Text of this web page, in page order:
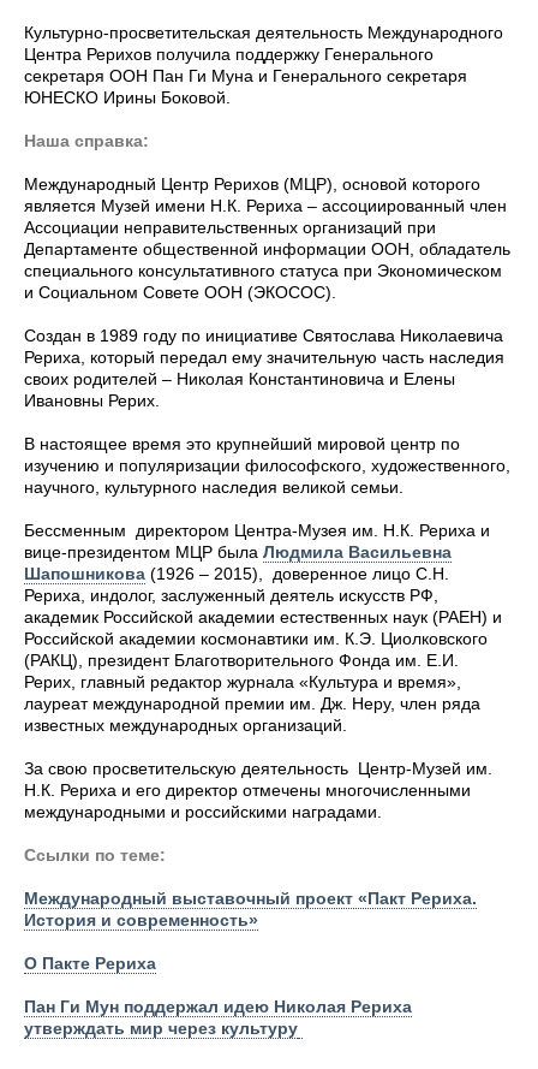
Культурно-просветительская деятельность Международного
Центра Рерихов получила поддержку Генерального
секретаря ООН Пан Ги Муна и Генерального секретаря
ЮНЕСКО Ирины Боковой.
Наша справка:
Международный Центр Рерихов (МЦР), основой которого
является Музей имени Н.К. Рериха – ассоциированный член
Ассоциации неправительственных организаций при
Департаменте общественной информации ООН, обладатель
специального консультативного статуса при Экономическом
и Социальном Совете ООН (ЭКОСОС).
Создан в 1989 году по инициативе Святослава Николаевича
Рериха, который передал ему значительную часть наследия
своих родителей – Николая Константиновича и Елены
Ивановны Рерих.
В настоящее время это крупнейший мировой центр по
изучению и популяризации философского, художественного,
научного, культурного наследия великой семьи.
Бессменным директором Центра-Музея им. Н.К. Рериха и
вице-президентом МЦР была Людмила Васильевна
Шапошникова (1926 – 2015), доверенное лицо С.Н.
Рериха, индолог, заслуженный деятель искусств РФ,
академик Российской академии естественных наук (РАЕН) и
Российской академии космонавтики им. К.Э. Циолковского
(РАКЦ), президент Благотворительного Фонда им. Е.И.
Рерих, главный редактор журнала «Культура и время»,
лауреат международной премии им. Дж. Неру, член ряда
известных международных организаций.
За свою просветительскую деятельность Центр-Музей им.
Н.К. Рериха и его директор отмечены многочисленными
международными и российскими наградами.
Ссылки по теме:
Международный выставочный проект «Пакт Рериха.
История и современность»
О Пакте Рериха
Пан Ги Мун поддержал идею Николая Рериха
утверждать мир через культуру